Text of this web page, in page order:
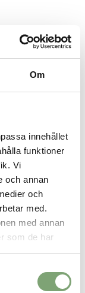
Om
innehållet
funktioner
Vi
och annan
och
med.
med annan
som de har
en ventilerande
stabilitet under